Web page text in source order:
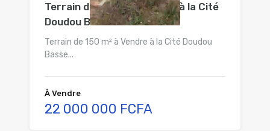
Terrain de 150 m² à Vendre à la Cité
Doudou Basse
Terrain de 150 m² à Vendre à la Cité Doudou
Basse...
À Vendre
22 000 000 FCFA